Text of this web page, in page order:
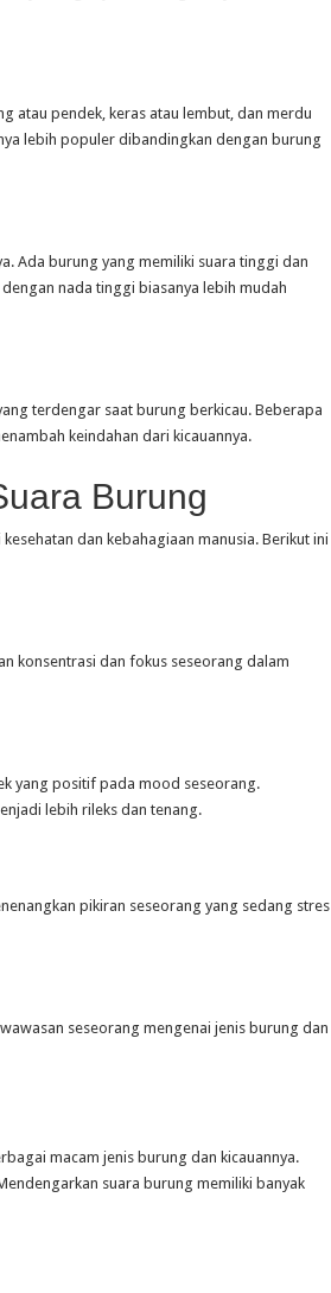
atau pendek, keras atau lembut, dan merdu
lebih populer dibandingkan dengan burung
Ada burung yang memiliki suara tinggi dan
nada tinggi biasanya lebih mudah
terdengar saat burung berkicau. Beberapa
keindahan dari kicauannya.
Burung
dan kebahagiaan manusia. Berikut ini
konsentrasi dan fokus seseorang dalam
yang positif pada mood seseorang.
lebih rileks dan tenang.
pikiran seseorang yang sedang stres
seseorang mengenai jenis burung dan
macam jenis burung dan kicauannya.
suara burung memiliki banyak